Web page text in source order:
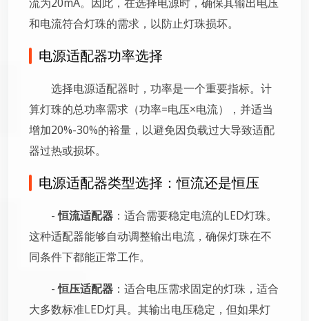
和电流符合灯珠的需求，以防止灯珠损坏。
电源适配器功率选择
选择电源适配器时，功率是一个重要指标。计
算灯珠的总功率需求（功率=电压×电流），并适当
增加20%-30%的裕量，以避免因负载过大导致适配
器过热或损坏。
电源适配器类型选择：恒流还是恒压
-恒流适配器 ：适合需要稳定电流的LED灯珠。
这种适配器能够自动调整输出电流，确保灯珠在不
同条件下都能正常工作。
-恒压适配器 ：适合电压需求固定的灯珠，适合
大多数标准LED灯具。其输出电压稳定，但如果灯